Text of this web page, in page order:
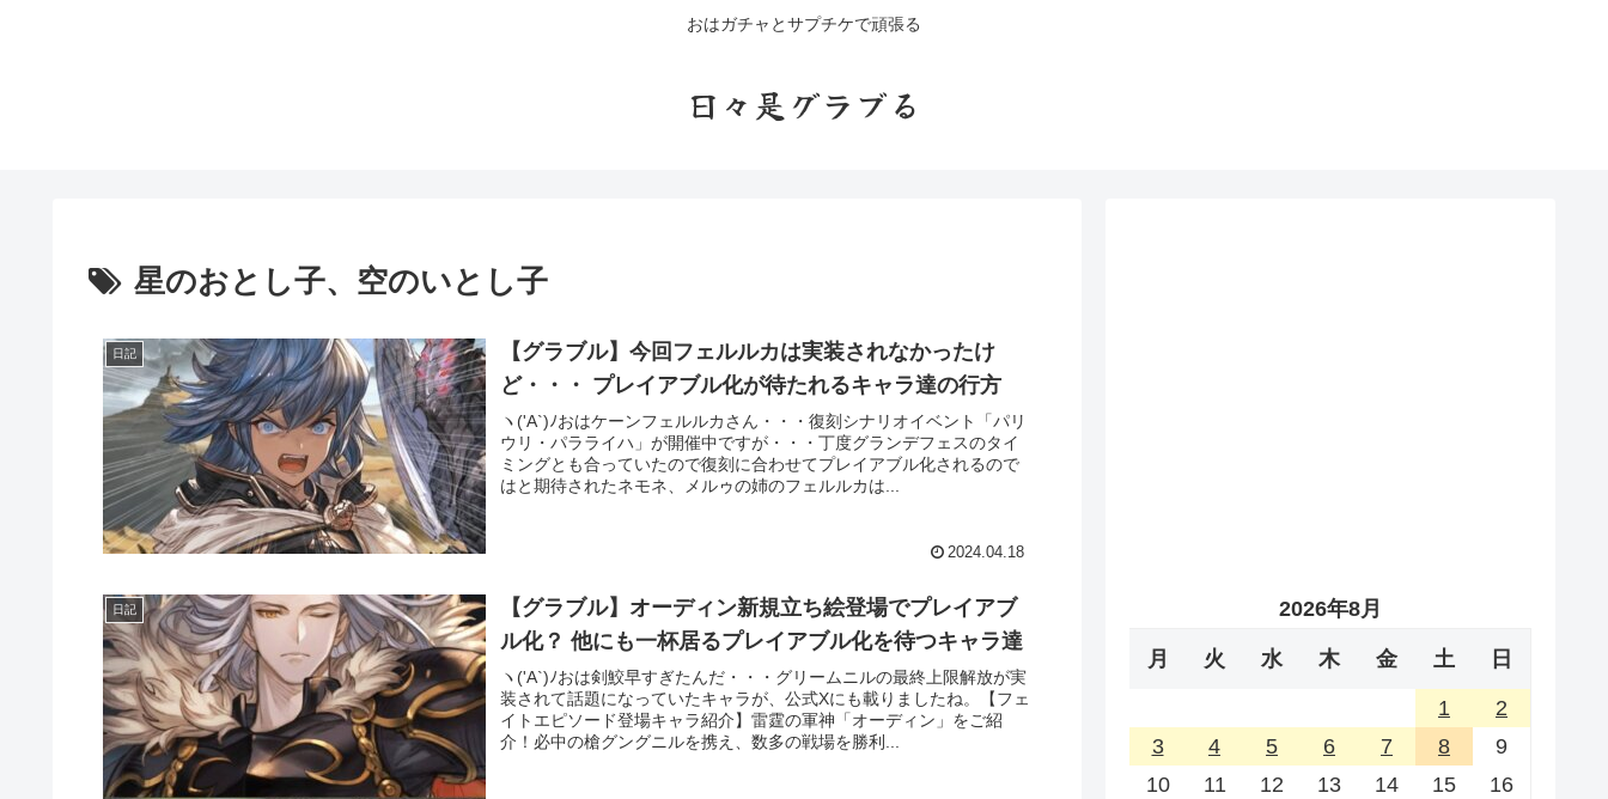
おはガチャとサプチケで頑張る
日々是グラブる
星のおとし子、空のいとし子
日記
【グラブル】今回フェルルカは実装されなかったけ
ど・・・ プレイアブル化が待たれるキャラ達の行方
ヽ('A`)ﾉおはケーンフェルルカさん・・・復刻シナリオイベント「パリ
ウリ・パラライハ」が開催中ですが・・・丁度グランデフェスのタイ
ミングとも合っていたので復刻に合わせてプレイアブル化されるので
はと期待されたネモネ、メルゥの姉のフェルルカは...
2024.04.18
日記
【グラブル】オーディン新規立ち絵登場でプレイアブ
ル化？ 他にも一杯居るプレイアブル化を待つキャラ達
ヽ('A`)ﾉおは剣鮫早すぎたんだ・・・グリームニルの最終上限解放が実
装されて話題になっていたキャラが、公式Xにも載りましたね。【フェ
イトエピソード登場キャラ紹介】雷霆の軍神「オーディン」をご紹
介！必中の槍グングニルを携え、数多の戦場を勝利...
2026年8月
月 火 水 木 金 土 日
1
2
3
4 5 6 7 8
9
10
11 12 13 14 15
16